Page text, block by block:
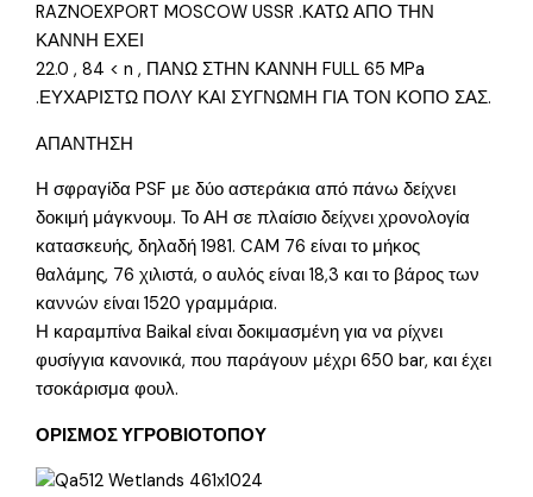
RAZNOEXPORT MOSCOW USSR .ΚΑΤΩ ΑΠΟ ΤΗΝ
ΚΑΝΝΗ ΕΧΕΙ
22.0 , 84 < n , ΠΑΝΩ ΣΤΗΝ ΚΑΝΝΗ FULL 65 MPa
.ΕΥΧΑΡΙΣΤΩ ΠΟΛΥ ΚΑΙ ΣΥΓΝΩΜΗ ΓΙΑ ΤΟΝ ΚΟΠΟ ΣΑΣ.
ΑΠΑΝΤΗΣΗ
Η σφραγίδα PSF με δύο αστεράκια από πάνω δείχνει
δοκιμή μάγκνουμ. Το ΑΗ σε πλαίσιο δείχνει χρονολογία
κατασκευής, δηλαδή 1981. CAM 76 είναι το μήκος
θαλάμης, 76 χιλιστά, ο αυλός είναι 18,3 και το βάρος των
καννών είναι 1520 γραμμάρια.
Η καραμπίνα Baikal είναι δοκιμασμένη για να ρίχνει
φυσίγγια κανονικά, που παράγουν μέχρι 650 bar, και έχει
τσοκάρισμα φουλ.
ΟΡΙΣΜΟΣ ΥΓΡΟΒΙΟΤΟΠΟΥ